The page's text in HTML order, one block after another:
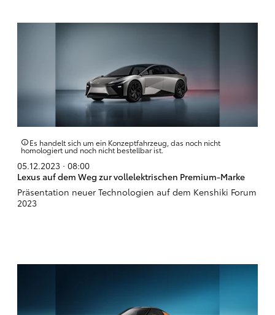
Es handelt sich um ein Konzeptfahrzeug, das noch nicht
homologiert und noch nicht bestellbar ist.
05.12.2023 · 08:00
Lexus auf dem Weg zur vollelektrischen Premium-Marke
Präsentation neuer Technologien auf dem Kenshiki Forum
2023